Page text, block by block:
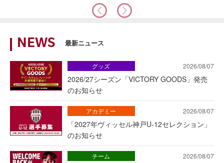
NEWS 最新ニュース
2026/08/07
2026/27シーズン「VICTORY GOODS」発売
のお知らせ
グッズ
2026/08/07
「2027年ヴィッセル神戸U-12セレクション」
のお知らせ
アカデミー
2026/08/07
チーム